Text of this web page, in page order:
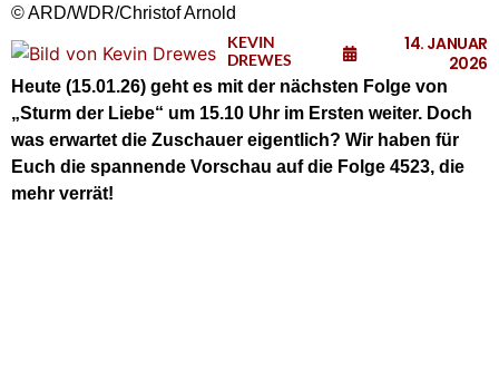
© ARD/WDR/Christof Arnold
KEVIN
DREWES
14. JANUAR
2026
Heute (15.01.26) geht es mit der nächsten Folge von
„Sturm der Liebe“ um 15.10 Uhr im Ersten weiter. Doch
was erwartet die Zuschauer eigentlich? Wir haben für
Euch die spannende Vorschau auf die Folge 4523, die
mehr verrät!